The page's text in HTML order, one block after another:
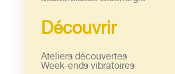
Découvrir
Ateliers découvertes
Week-ends vibratoires